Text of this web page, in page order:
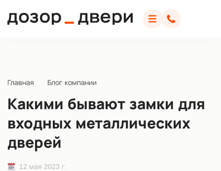
Дозор Двери
МенюПозвонить
Главная Блог компании
Какими бывают замки для
входных металлических
дверей
12 мая 2023 г.